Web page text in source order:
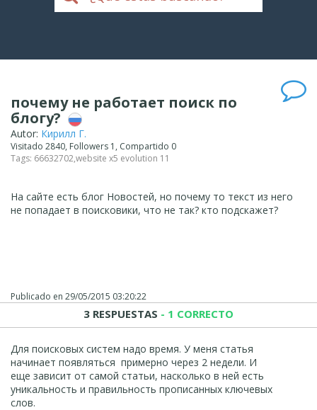
почему не работает поиск по
блогу?
Autor: Кирилл Г.
Visitado 2840, Followers 1, Compartido 0
Tags: 66632702,website x5 evolution 11
На сайте есть блог Новостей, но почему то текст из него
не попадает в поисковики, что не так? кто подскажет?
Publicado en 29/05/2015 03:20:22
3 RESPUESTAS - 1 CORRECTO
Для поисковых систем надо время. У меня статья
начинает появляться примерно через 2 недели. И
еще зависит от самой статьи, насколько в ней есть
уникальность и правильность прописанных ключевых
слов.